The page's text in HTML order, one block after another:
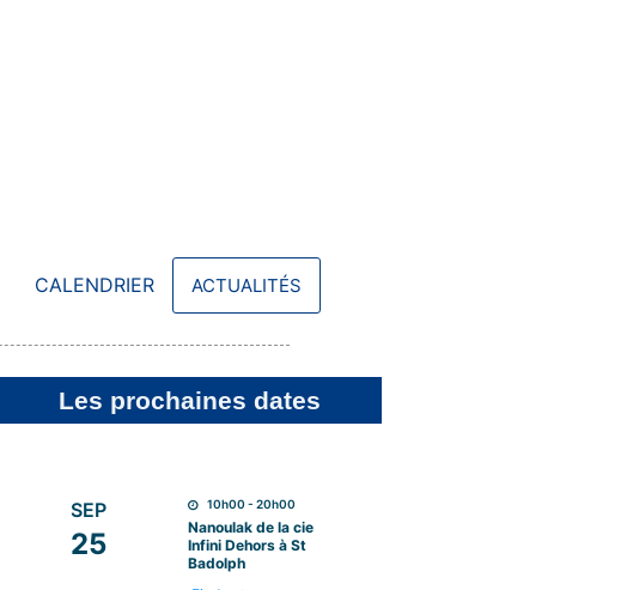
CALENDRIER ACTUALITÉS
Les prochaines dates
SEP
25
10h00 - 20h00
Nanoulak de la cie
Infini Dehors à St
Badolph